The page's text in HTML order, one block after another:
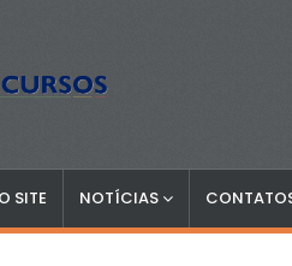
SITE NOTÍCIAS